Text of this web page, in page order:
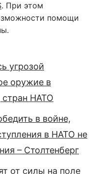
. При этом
помощи
угрозой
оружие в
стран НАТО
в войне,
в НАТО не
– Столтенберг
от силы на поле